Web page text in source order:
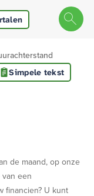
Simpele tekst
de maand, op onze
een
financien? U kunt